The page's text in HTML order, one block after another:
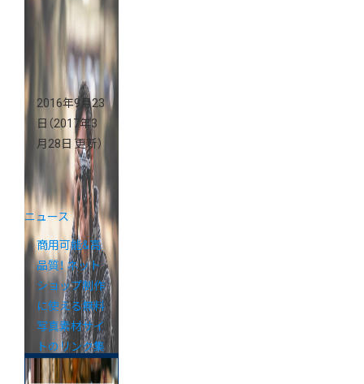
紹介サービス
2016年9月23
日 （2017年3
月28日 更新）
ニュース
商用可能&高
品質！ ネット
ショップ制作
に使える無料
写真素材サイ
トのリンク集